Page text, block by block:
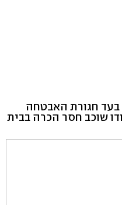
בעד חגורת האבטחה
שוכב חסר הכרה בבית